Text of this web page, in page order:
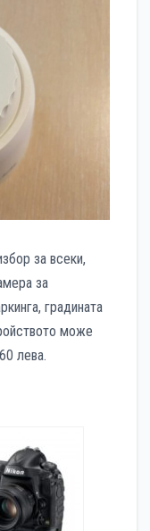
за всеки,
за
градината
може
лева.